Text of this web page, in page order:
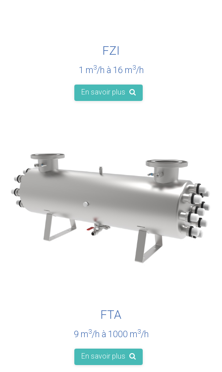
FZI
1 m3/h à 16 m3/h
En savoir plus
FTA
9 m3/h à 1000 m3/h
En savoir plus